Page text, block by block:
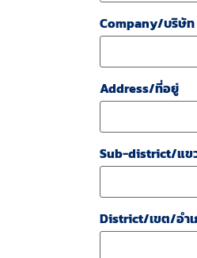
Company/บริษัท
Address/ที่อยู่
Sub-district/แ
District/เขต/อำ